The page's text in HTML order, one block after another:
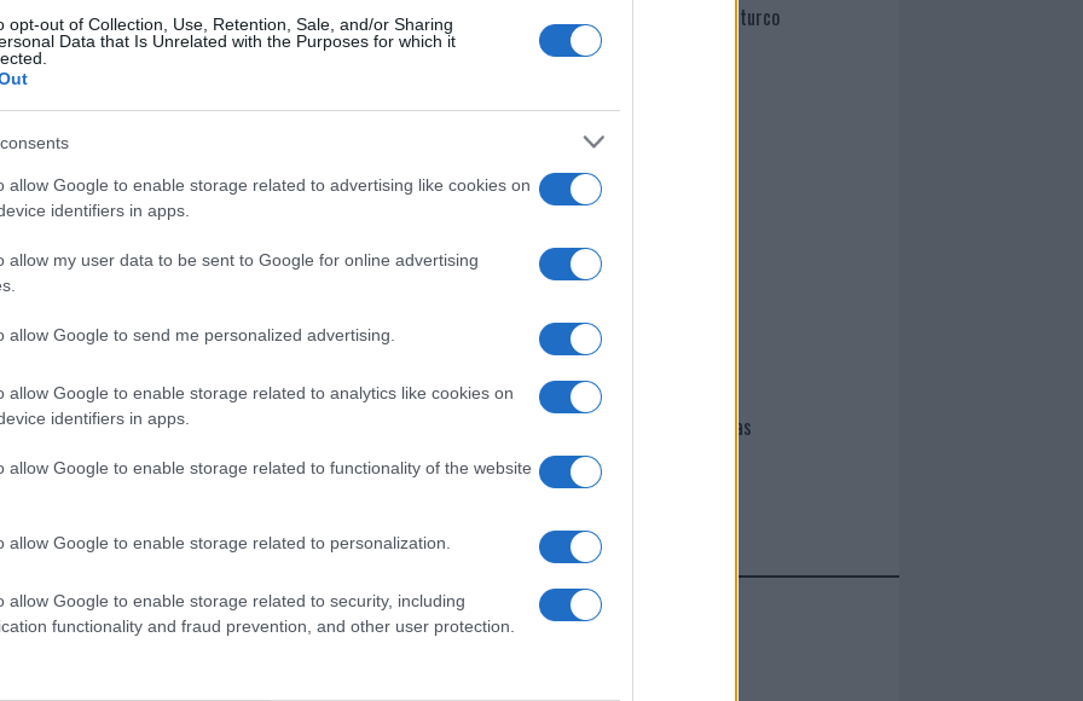
opt-out of Collection, Use, Retention, Sale, and/or Sharing
Data that Is Unrelated with the Purposes for which it
allow Google to enable storage related to advertising like cookies on
identifiers in apps.
allow my user data to be sent to Google for online advertising
allow Google to send me personalized advertising.
allow Google to enable storage related to analytics like cookies on
identifiers in apps.
allow Google to enable storage related to functionality of the website
allow Google to enable storage related to personalization.
allow Google to enable storage related to security, including
functionality and fraud prevention, and other user protection.
Martina Agostina Diturco
I nostri cari
I nostri cari
Giovannimaria Cabras
Invia un Comunicato Stampa|Pubblicità|Segnala